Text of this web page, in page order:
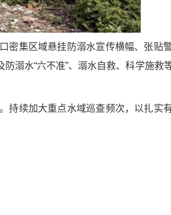
密集区域悬挂防溺水宣传横幅、张贴
溺水“六不准”、溺水自救、科学施救
持续加大重点水域巡查频次，以扎实